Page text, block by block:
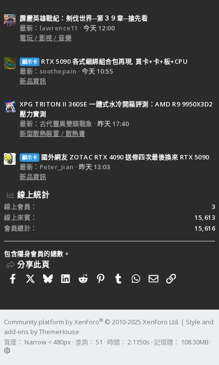
霹靂英雄戰紀：刜伐世界─第３９章─搶先看
最新：lawrence11
今天 12:00
電玩 / 影視 / 音樂
顯示卡
RTX 5090 各式綑綁組合包再現, 買卡+卡+板+CPU
最新：soothepain
今天 10:55
新品資訊
XPG TRITON II 360SE 一體式水冷開箱評測：AMD R9 9950X3D2
壓力實測
最新：古代靈異雙頭戰象
昨天 17:40
新型散熱裝置 / 散熱膏
顯示卡
國外網友 ZOTAC RTX 4090 送修四次最後換來 RTX 5090
最新：Peter_Jian
昨天 13:03
新品資訊
線上統計
線上會員
3
線上來賓
15,613
會員總計
15,616
包含隱身會員的總數。
分享此頁
FacebookBlueskyLinkedIn
RedditPinterestTumblrWhatsApp
電子郵件
連結
Community platform by XenForo® © 2010-2025 XenForo Ltd. | Style and
add-ons by ThemeHouse
寬度
查詢 51 時間 2.1150s 記憶體 108.30MB